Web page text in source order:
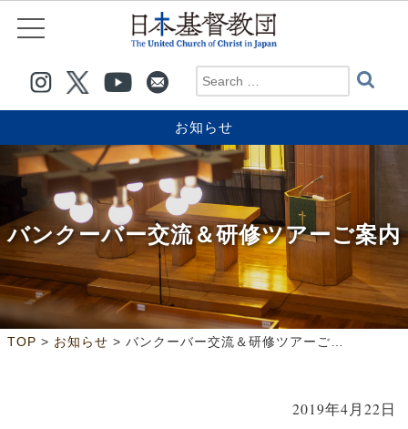
お知らせ
バンクーバー交流＆研修ツアーご案内
TOP > お知らせ > バンクーバー交流＆研修ツアーご案内
2019年4月22日